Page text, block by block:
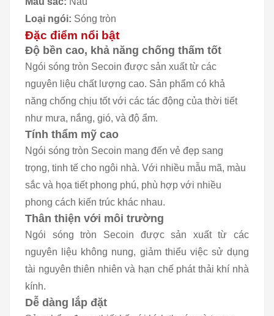
Loại ngói: Sóng tròn
Đặc điểm nổi bật
Độ bền cao, khả năng chống thấm tốt
Ngói sóng tròn Secoin được sản xuất từ các
nguyên liệu chất lượng cao. Sản phẩm có khả
năng chống chịu tốt với các tác động của thời tiết
như mưa, nắng, gió, và độ ẩm.
Tính thẩm mỹ cao
Ngói sóng tròn Secoin mang đến vẻ đẹp sang
trọng, tinh tế cho ngôi nhà. Với nhiều mẫu mã, màu
sắc và họa tiết phong phú, phù hợp với nhiều
phong cách kiến trúc khác nhau.
Thân thiện với môi trường
Ngói sóng tròn Secoin được sản xuất từ các
nguyên liệu không nung, giảm thiểu việc sử dụng
tài nguyên thiên nhiên và hạn chế phát thải khí nhà
kính.
Dễ dàng lắp đặt